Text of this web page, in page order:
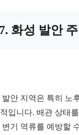
화성 발안
발안 지역은 특히 노
입니다. 배관 상태
변기 역류를 예방할